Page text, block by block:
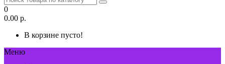
0
0.00 р.
В корзине пусто!
Меню